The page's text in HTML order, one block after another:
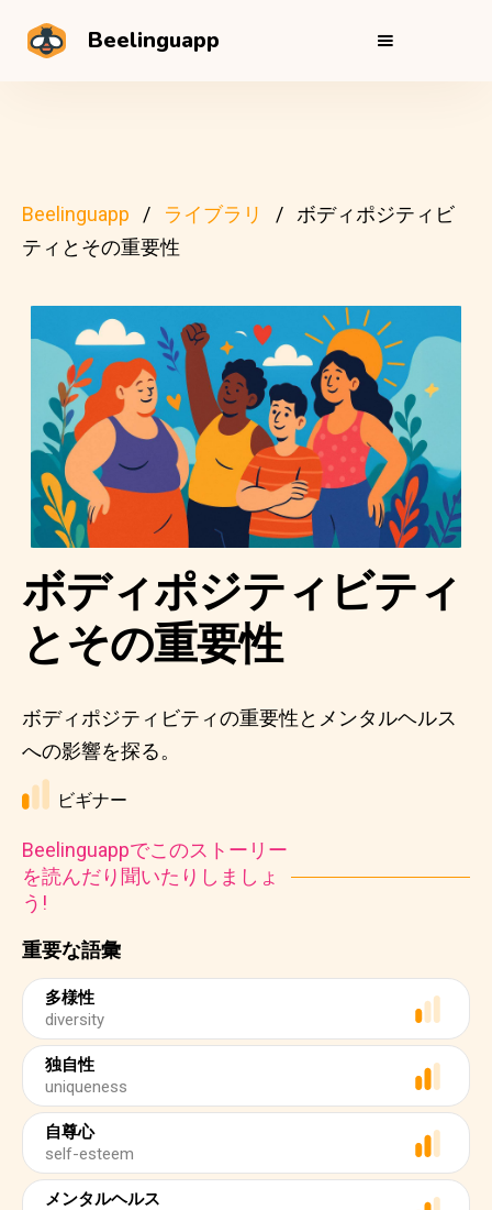
Beelinguapp
Beelinguapp ライブラリ
ボディポジティビ
ティとその重要性
重要な語彙
多様性
diversity
独自性
uniqueness
自尊心
self-esteem
メンタルヘルス
ボディポジティビティ
とその重要性
ボディポジティビティの重要性とメンタルヘルス
への影響を探る。
ビギナー
Beelinguappでこのストーリー
を読んだり聞いたりしましょ
う!